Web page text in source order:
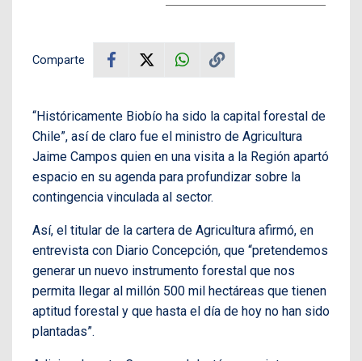
Comparte
“Históricamente Biobío ha sido la capital forestal de
Chile”, así de claro fue el ministro de Agricultura
Jaime Campos quien en una visita a la Región apartó
espacio en su agenda para profundizar sobre la
contingencia vinculada al sector.
Así, el titular de la cartera de Agricultura afirmó, en
entrevista con Diario Concepción, que “pretendemos
generar un nuevo instrumento forestal que nos
permita llegar al millón 500 mil hectáreas que tienen
aptitud forestal y que hasta el día de hoy no han sido
plantadas”.